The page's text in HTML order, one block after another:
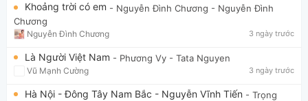
Khoảng trời có em - Nguyễn Đình Chương - Nguyễn Đình
Chương
Nguyễn Đình Chương 3 ngày trước
Là Người Việt Nam - Phương Vy - Tata Nguyen
Vũ Mạnh Cường 3 ngày trước
Hà Nội - Đông Tây Nam Bắc - Nguyễn Vĩnh Tiến - Trọng